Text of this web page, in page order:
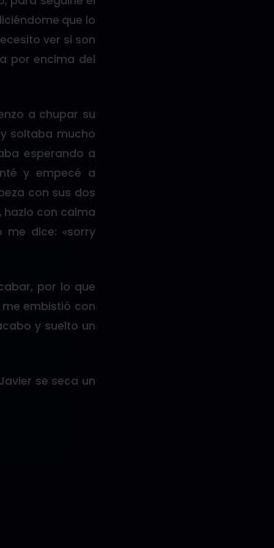
que lo
ver si son
por encima del
a chupar su
soltaba mucho
esperando a
y empecé a
con sus dos
hazlo con calma
me dice: «sorry
por lo que
embistió con
y suelto un
se seca un